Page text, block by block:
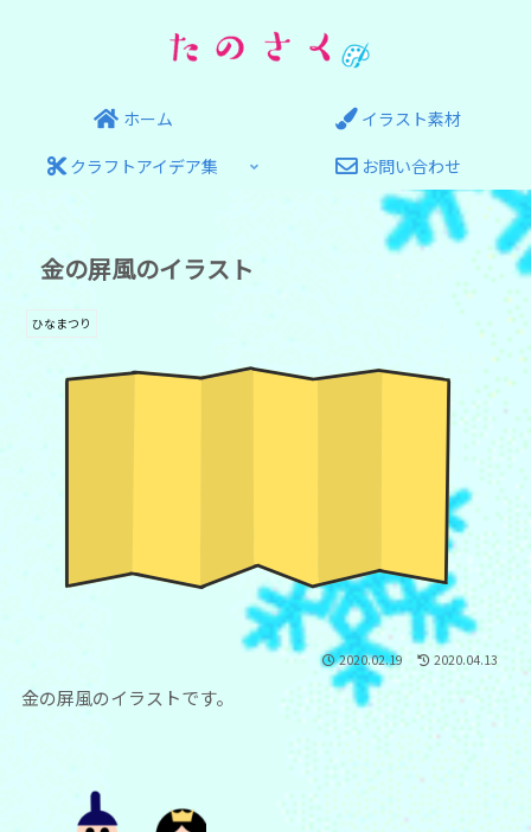
ホーム
イラスト素材
クラフトアイデア集
お問い合わせ
金の屏風のイラスト
ひなまつり
2020.02.19 2020.04.13
金の屏風のイラストです。